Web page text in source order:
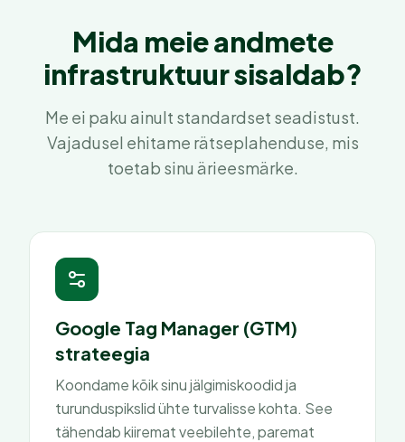
Mida meie andmete
infrastruktuur sisaldab?
Me ei paku ainult standardset seadistust.
Vajadusel ehitame rätseplahenduse, mis
toetab sinu ärieesmärke.
Google Tag Manager (GTM)
strateegia
Koondame kõik sinu jälgimiskoodid ja
turunduspikslid ühte turvalisse kohta. See
tähendab kiiremat veebilehte, paremat